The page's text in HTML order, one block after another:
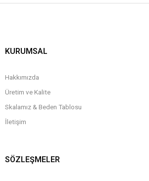
KURUMSAL
Hakkımızda
Üretim ve Kalite
Skalamız & Beden Tablosu
İletişim
SÖZLEŞMELER